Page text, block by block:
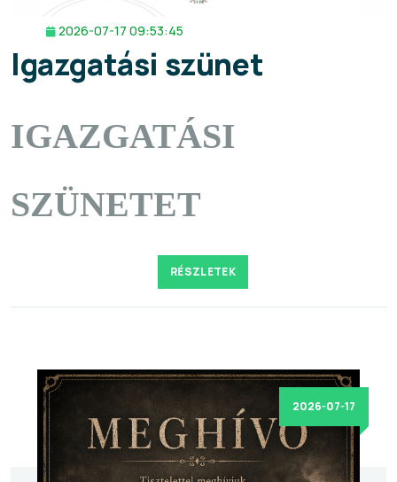
2026-07-17 09:53:45
Igazgatási szünet
IGAZGATÁSI
SZÜNETET
RÉSZLETEK
2026-07-17